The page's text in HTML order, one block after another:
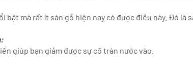
mà rất ít sàn gỗ hiện nay có được điều này. Đó là
giúp bạn giảm được sự cố tràn nước vào.